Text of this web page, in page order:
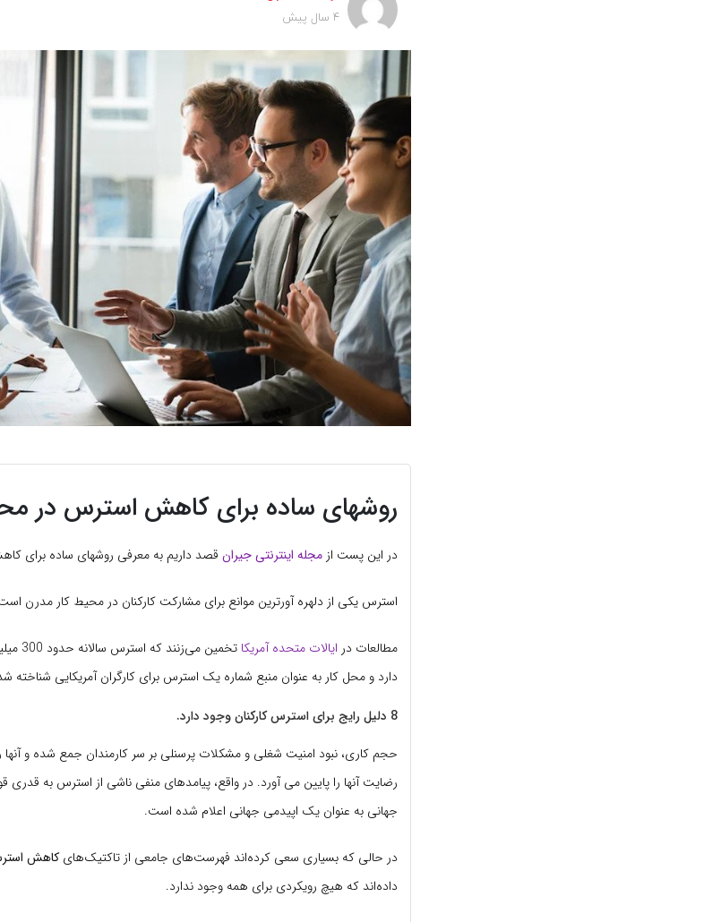
4 سال پیش
روشهای ساده برای کاهش استرس در
در این پست از مجله اینترنتی جیران قصد داریم به معرفی روشهای ساده برای
استرس یکی از دلهره آورترین موانع برای مشارکت کارکنان در محیط کار مدرن
مطالعات در ایالات متحده آمریکا
تخمین
دارد و محل کار به عنوان منبع شماره یک استرس برای کارگران آمریکایی شناخته
8 دلیل رایج برای استرس کارکنان وجود دارد.
حجم کاری، نبود امنیت شغلی و مشکلات پرسنلی بر سر کارمندان جمع شده و
رضایت آنها را پایین می آورد. در واقع، پیامدهای منفی ناشی از استرس به
جهانی به عنوان یک اپیدمی جهانی اعلام شده است.
در حالی که بسیاری سعی کرده‌اند فهرست‌های جامعی از تاکتیک‌های کاهش
داده‌اند که هیچ رویکردی برای همه وجود ندارد.